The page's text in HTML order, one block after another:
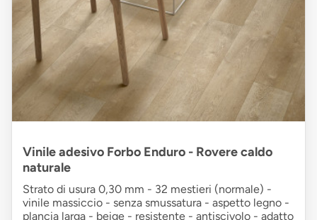
Vinile adesivo Forbo Enduro - Rovere caldo
naturale
Strato di usura 0,30 mm - 32 mestieri (normale) -
vinile massiccio - senza smussatura - aspetto legno -
plancia larga - beige - resistente - antiscivolo - adatto